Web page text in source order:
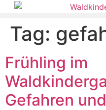
Tag:
Frühling im
Gefahren